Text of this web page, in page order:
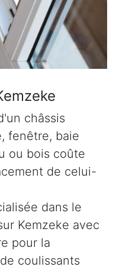
châssis
fenêtre, baie
ou bois coûte
de celui-
dans le
Kemzeke avec
pour la
coulissants